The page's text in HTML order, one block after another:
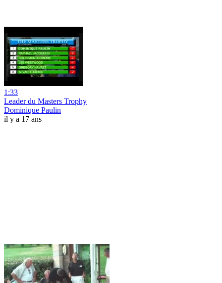
1:33
Leader du Masters Trophy
Dominique Paulin
il y a 17 ans